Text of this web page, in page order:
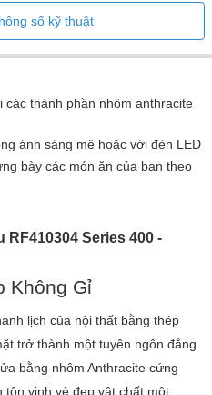
Connect phụ thuộc vào các
tra: home-connect.com.
khả năng đông lạnh nhanh ở
đó có 4 kệ có thể điều chỉnh
số kỹ thuật
các thành phần nhôm anthracite
ánh sáng mê hoặc với đèn LED
bày các món ăn của bạn theo
RF410304 Series 400 -
Không Gỉ
lịch của nội thất bằng thép
trở thành một tuyên ngôn đẳng
bằng nhôm Anthracite cứng
vinh vẻ đẹp vật chất một